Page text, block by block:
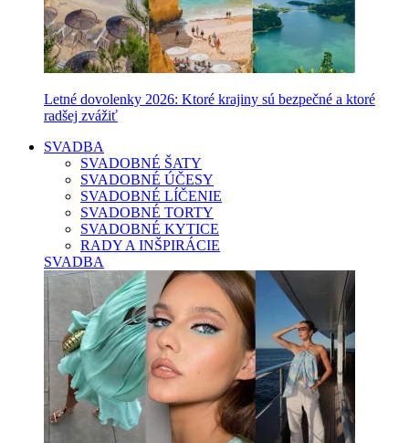
Letné dovolenky 2026: Ktoré krajiny sú bezpečné a ktoré
radšej zvážiť
SVADBA
SVADOBNÉ ŠATY
SVADOBNÉ ÚČESY
SVADOBNÉ LÍČENIE
SVADOBNÉ TORTY
SVADOBNÉ KYTICE
RADY A INŠPIRÁCIE
SVADBA